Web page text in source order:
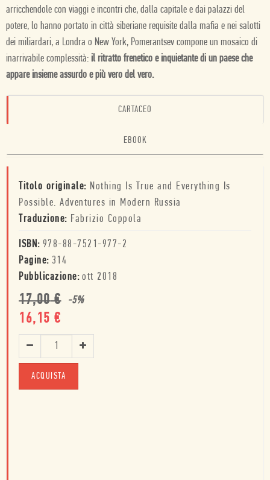
arricchendole con viaggi e incontri che, dalla capitale e dai palazzi del
potere, lo hanno portato in città siberiane requisite dalla mafia e nei salotti
dei miliardari, a Londra o New York, Pomerantsev compone un mosaico di
inarrivabile complessità: il ritratto frenetico e inquietante di un paese che
appare insieme assurdo e più vero del vero.
CARTACEO
EBOOK
Titolo originale: Nothing Is True and Everything Is
Possible. Adventures in Modern Russia
Traduzione: Fabrizio Coppola
ISBN: 978-88-7521-977-2
Pagine: 314
Pubblicazione: ott 2018
17,00€ -5%
16,15 €
ACQUISTA